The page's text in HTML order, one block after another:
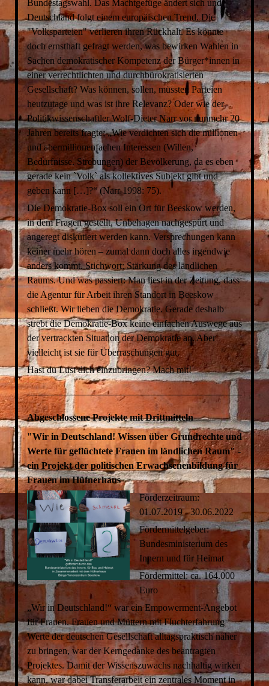
Bundestagswahl. Das Machtgefüge ändert sich und
Deutschland folgt einem europäischen Trend. Die
"Volksparteien" verlieren ihren Rückhalt. Es könnte
doch ernsthaft gefragt werden, was bewirken Wahlen in
Sachen demokratischer Kompetenz der Bürger*innen in
einer verrechtlichten und durchbürokratisierten
Gesellschaft? Was können, sollen, müssten Parteien
heutzutage und was ist ihre Relevanz? Oder wie der
Politikwissenschaftler Wolf-Dieter Narr vor nunmehr 20
Jahren bereits fragte: „Wie verdichten sich die millionen-
und abermillionenfachen Interessen (Willen,
Bedürfnisse, Strebungen) der Bevölkerung, da es eben
gerade kein `Volk` als kollektives Subjekt gibt und
geben kann […]?“ (Narr 1998: 75).
Die Demokratie-Box soll ein Ort für Beeskow werden,
in dem Fragen gestellt, Unbehagen nachgespürt und
angeregt diskutiert werden kann. Versprechungen kann
keiner mehr hören – zumal dann doch alles irgendwie
anders kommt. Stichwort: Stärkung des ländlichen
Raums. Und was passiert: Man liest in der Zeitung, dass
die Agentur für Arbeit ihren Standort in Beeskow
schließt. Wir lieben die Demokratie. Gerade deshalb
strebt die Demokratie-Box keine einfachen Auswege aus
der vertrackten Situation der Demokratie an. Aber
vielleicht ist sie für Überraschungen gut.
Hast du Lust dich einzubringen? Mach mit!
Abgeschlossene Projekte mit Drittmitteln
"Wir in Deutschland! Wissen über Grundrechte und
Werte für geflüchtete Frauen im ländlichen Raum" -
ein Projekt der politischen Erwachsenenbildung für
Frauen im Hüfnerhaus
Förderzeitraum:
01.07.2019 - 30.06.2022
Fördermittelgeber:
Bundesministerium des
Innern und für Heimat
Fördermittel: ca. 164.000
Euro
„Wir in Deutschland!“ war ein Empowerment-Angebot
für Frauen. Frauen und Müttern mit Fluchterfahrung
Werte der deutschen Gesellschaft alltagspraktisch näher
zu bringen, war der Kerngedanke des beantragten
Projektes. Damit der Wissenszuwachs nachhaltig wirken
kann, war dabei Transferarbeit ein zentrales Moment in